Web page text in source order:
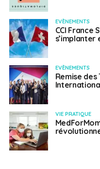
EVÈNEMENTS
CCI France
s’implanter
EVÈNEMENTS
Remise des
VIE PRATIQUE